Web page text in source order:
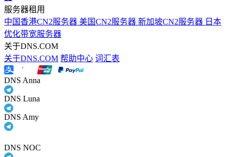
服务器租用
中国香港CN2服务器 美国CN2服务器 新加坡CN2服务器 日本
优化带宽服务器
关于DNS.COM
关于DNS.COM 帮助中心 词汇表
DNS Anna
DNS Luna
DNS Amy
DNS NOC